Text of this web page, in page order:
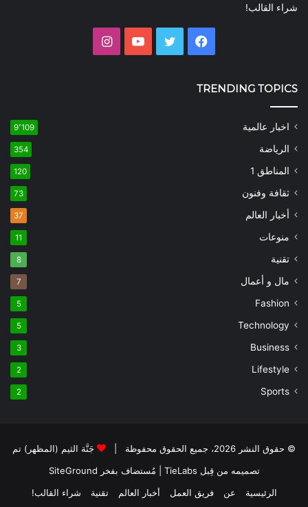
شراء القالب!
فيسبوك تويتر يوتيوب
TRENDING TOPICS
اخبار عالمية 9٬109
الرياضة 354
المناطق 1 120
ثقافة وفنون 73
أخبار العالم 37
منوعات 11
تقنية 8
مال و أعمال 7
Fashion
5
Technology
5
Business
3
Lifestyle
2
Sports
2
© حقوق النشر 2026، جميع الحقوق محفوظة |
جَنَّة الثيم (المظهر) تم
تصميمه من قِبل TieLabs
| مُستضاف بفخر SiteGround
الرئيسية
عن فريق العمل أخبار العالم تقنية شراء القالب!